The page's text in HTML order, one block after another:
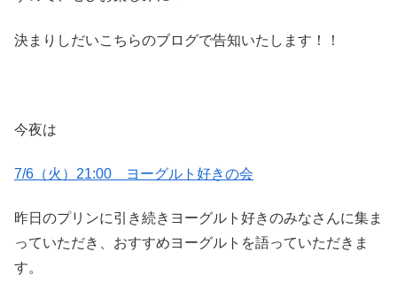
決まりしだいこちらのブログで告知いたします！！
今夜は
7/6（火）21:00 ヨーグルト好きの会
昨日のプリンに引き続きヨーグルト好きのみなさんに集ま
っていただき、おすすめヨーグルトを語っていただきま
す。